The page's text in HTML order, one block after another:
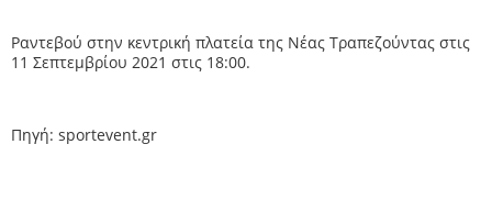
Ραντεβού στην κεντρική πλατεία της Νέας Τραπεζούντας στις
11 Σεπτεμβρίου 2021 στις 18:00.
Πηγή: sportevent.gr